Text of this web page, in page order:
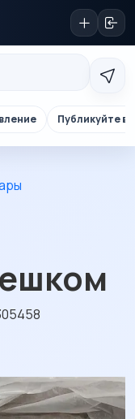
Публикуйте в